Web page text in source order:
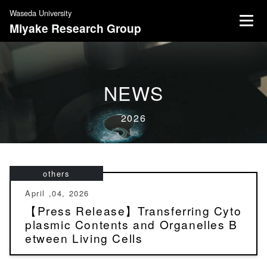
Waseda University
Miyake Research Group
NEWS
2026
others
April ,04, 2026
【Press Release】Transferring Cyto
plasmic Contents and Organelles B
etween Living Cells